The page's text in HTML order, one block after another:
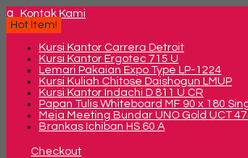
q
Kontak Kami
Hot Item!
Kursi Kantor Carrera Detroit
Kursi Kantor Ergotec 715 U
Lemari Pakaian Expo Type LP-1224
Kursi Kuliah Chitose Daishogun LMUP
Kursi Kantor Indachi D 811 U CR
Papan Tulis Whiteboard MF 90 x 180
Meja Meeting Bundar UNO Gold UCT
Brankas Ichiban HS 60 A
Checkout